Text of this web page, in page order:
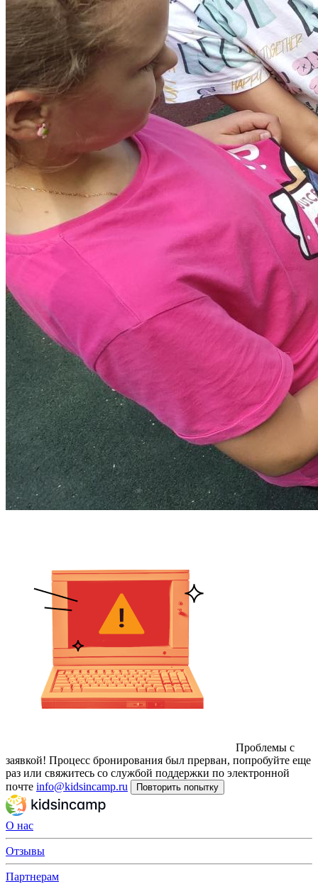
Проблемы с
заявкой! Процесс бронирования был прерван, попробуйте еще
раз или свяжитесь со службой поддержки по электронной
почте info@kidsincamp.ru Повторить попытку
О нас
Отзывы
Партнерам